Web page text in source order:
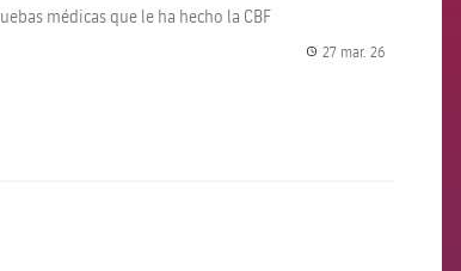
médicas que le ha hecho la CBF
27 mar. 26